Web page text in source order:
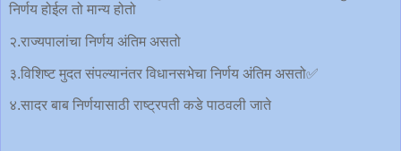
निर्णय होईल तो मान्य होतो
२.राज्यपालांचा निर्णय अंतिम असतो
३.विशिष्ट मुदत संपल्यानंतर विधानसभेचा निर्णय अंतिम असतो✅
४.सादर बाब निर्णयासाठी राष्ट्रपती कडे पाठवली जाते